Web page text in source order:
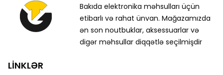
Bakıda elektronika məhsulları üçün
etibarlı və rahat ünvan. Mağazamızda
ən son noutbuklar, aksessuarlar və
digər məhsullar diqqətlə seçilmişdir
LİNKLƏR